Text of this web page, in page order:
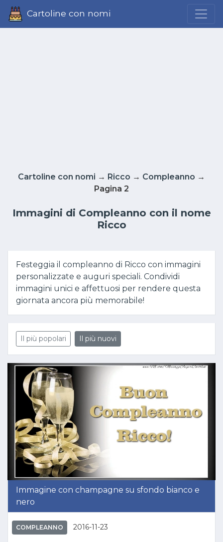
Cartoline con nomi
Cartoline con nomi → Ricco → Compleanno →
Pagina 2
Immagini di Compleanno con il nome
Ricco
Festeggia il compleanno di Ricco con immagini
personalizzate e auguri speciali. Condividi
immagini unici e affettuosi per rendere questa
giornata ancora più memorabile!
Il più popolari Il più nuovi
Immagine con champagne su sfondo bianco e
nero
COMPLEANNO 2016-11-23